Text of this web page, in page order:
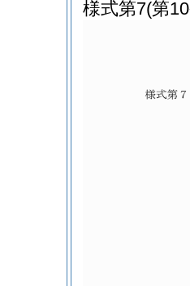
様式第7(第